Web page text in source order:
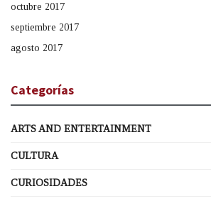
octubre 2017
septiembre 2017
agosto 2017
Categorías
ARTS AND ENTERTAINMENT
CULTURA
CURIOSIDADES